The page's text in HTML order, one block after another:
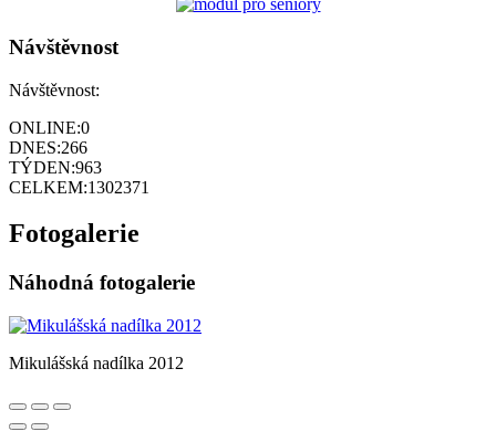
Návštěvnost
Návštěvnost:
ONLINE:0
DNES:266
TÝDEN:963
CELKEM:1302371
Fotogalerie
Náhodná fotogalerie
Mikulášská nadílka 2012